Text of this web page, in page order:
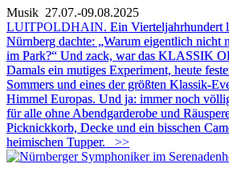
Musik 27.07.-09.08.2025
LUITPOLDHAIN. Ein Vierteljahrhundert
Nürnberg dachte: „Warum eigentlich nicht
im Park?“ Und zack, war das KLASSIK
Damals ein mutiges Experiment, heute
Sommers und eines der größten Klassik-
Himmel Europas. Und ja: immer noch
für alle ohne Abendgarderobe und Räusper
Picknickkorb, Decke und ein bisschen
heimischen Tupper.
>>